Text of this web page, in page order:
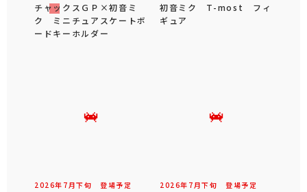
チャックスＧＰ×初音ミ
ク ミニチュアスケートボ
ードキーホルダー
初音ミク T-most フィ
ギュア
2026年 7 月下旬 登場予定 2026年 7 月下旬 登場予定